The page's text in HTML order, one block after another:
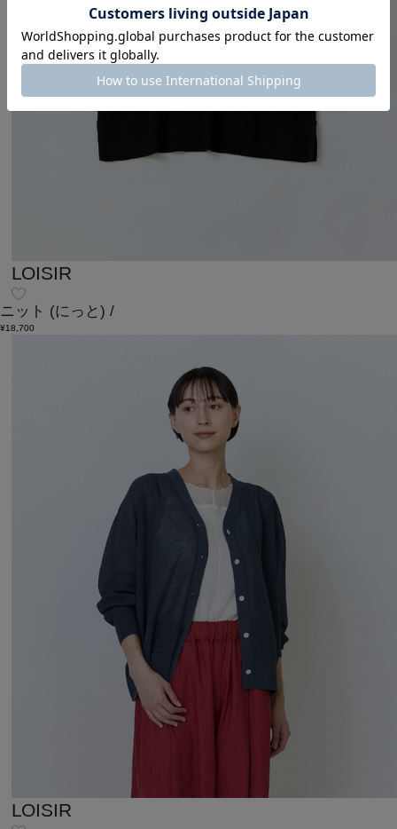
LOISIR
ニット (にっと) /
¥18,700
LOISIR